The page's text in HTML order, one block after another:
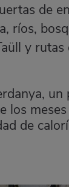
de
ríos,
y rutas
un
los
de